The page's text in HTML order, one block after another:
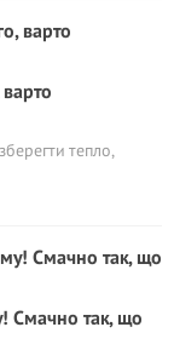
тепло,
Смачно так, що